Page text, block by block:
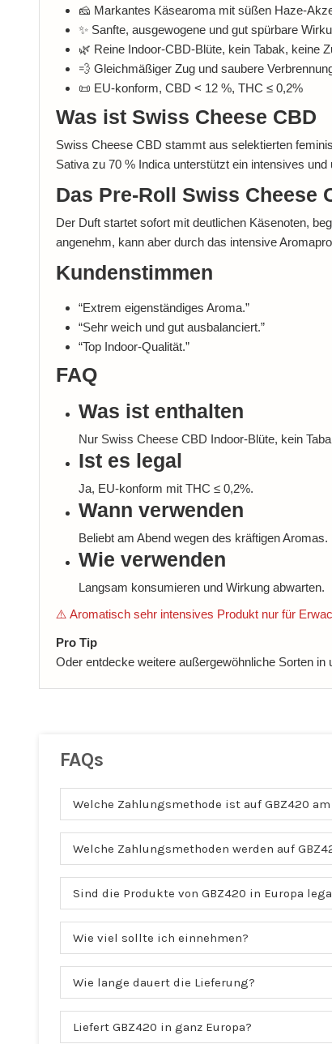
🧀 Markantes Käsearoma mit süßen Haze-
✨ Sanfte, ausgewogene und gut spürbare
🌿 Reine Indoor-CBD-Blüte, kein Tabak, keine
💨 Gleichmäßiger Zug und saubere
📜 EU-konform, CBD < 12 %, THC ≤ 0,2%
Was ist Swiss Cheese CBD
Swiss Cheese CBD stammt aus selektierten
Sativa zu 70 % Indica unterstützt ein intensives
Das Pre-Roll Swiss Cheese
Der Duft startet sofort mit deutlichen Käsenoten,
angenehm, kann aber durch das intensive
Kundenstimmen
“Extrem eigenständiges Aroma.”
“Sehr weich und gut ausbalanciert.”
“Top Indoor-Qualität.”
FAQ
Was ist enthalten
Nur Swiss Cheese CBD Indoor-Blüte, kein
Ist es legal
Ja, EU-konform mit THC ≤ 0,2%.
Wann verwenden
Beliebt am Abend wegen des kräftigen Aromas.
Wie verwenden
Langsam konsumieren und Wirkung abwarten.
⚠️ Aromatisch sehr intensives Produkt nur für
Pro Tip
Oder entdecke weitere außergewöhnliche Sorten in
FAQs
Welche Zahlungsmethode ist auf GBZ420
Welche Zahlungsmethoden werden auf
Sind die Produkte von GBZ420 in Europa
Wie viel sollte ich einnehmen?
Wie lange dauert die Lieferung?
Liefert GBZ420 in ganz Europa?